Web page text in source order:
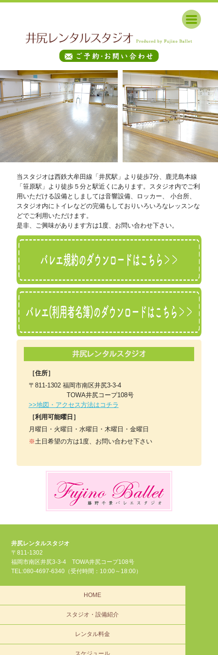
当スタジオは西鉄大牟田線「井尻駅」より徒歩7分、鹿児島本線
「笹原駅」より徒歩５分と駅近くにあります。スタジオ内でご利
用いただける設備としましては音響設備、ロッカー、 小台所、
スタジオ内にトイレなどの完備もしておりいろいろなレッスンな
どでご利用いただけます。
是非、ご興味があります方は1度、お問い合わせ下さい。
［住所］
〒811-1302 福岡市南区井尻3-3-4
TOWA井尻コープ108号
>>地図・アクセス方法はコチラ
［利用可能曜日］
月曜日・火曜日・水曜日・木曜日・金曜日
※ 土日希望の方は1度、お問い合わせ下さい
井尻レンタルスタジオ
〒811-1302
福岡市南区井尻3-3-4 TOWA井尻コープ108号
TEL:080-4697-6340（受付時間：10:00～18:00）
HOME
スタジオ・設備紹介
レンタル料金
スケジュール